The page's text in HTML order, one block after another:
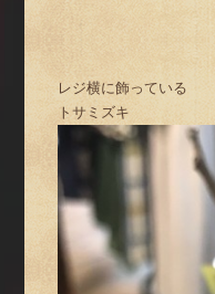
レジ横に飾っている
トサミズキ